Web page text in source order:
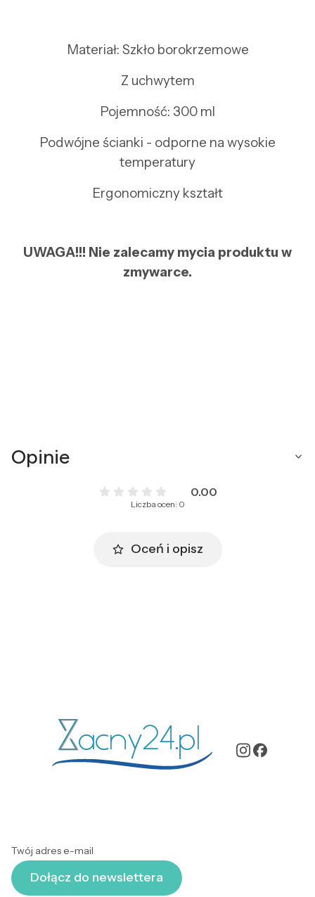
Materiał: Szkło borokrzemowe
Z uchwytem
Pojemność: 300 ml
Podwójne ścianki - odporne na wysokie
temperatury
Ergonomiczny kształt
UWAGA!!! Nie zalecamy mycia produktu w
zmywarce.
Opinie
0.00
Liczba ocen: 0
Oceń i opisz
Twój adres e-mail
Dołącz do newslettera